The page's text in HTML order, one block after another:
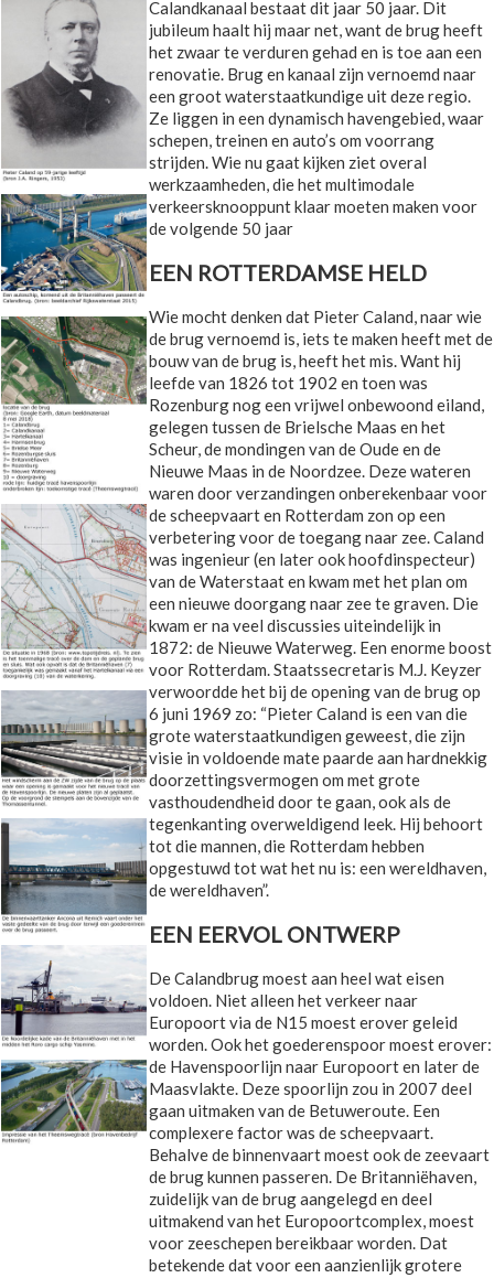
Calandkanaal bestaat dit jaar 50 jaar. Dit
jubileum haalt hij maar net, want de brug heeft
het zwaar te verduren gehad en is toe aan een
renovatie. Brug en kanaal zijn vernoemd naar
een groot waterstaatkundige uit deze regio.
Ze liggen in een dynamisch havengebied, waar
schepen, treinen en auto’s om voorrang
strijden. Wie nu gaat kijken ziet overal
werkzaamheden, die het multimodale
verkeersknooppunt klaar moeten maken voor
de volgende 50 jaar
EEN ROTTERDAMSE HELD
Wie mocht denken dat Pieter Caland, naar wie
de brug vernoemd is, iets te maken heeft met de
bouw van de brug is, heeft het mis. Want hij
leefde van 1826 tot 1902 en toen was
Rozenburg nog een vrijwel onbewoond eiland,
gelegen tussen de Brielsche Maas en het
Scheur, de mondingen van de Oude en de
Nieuwe Maas in de Noordzee. Deze wateren
waren door verzandingen onberekenbaar voor
de scheepvaart en Rotterdam zon op een
verbetering voor de toegang naar zee. Caland
was ingenieur (en later ook hoofdinspecteur)
van de Waterstaat en kwam met het plan om
een nieuwe doorgang naar zee te graven. Die
kwam er na veel discussies uiteindelijk in
1872: de Nieuwe Waterweg. Een enorme boost
voor Rotterdam. Staatssecretaris M.J. Keyzer
verwoordde het bij de opening van de brug op
6 juni 1969 zo: “Pieter Caland is een van die
grote waterstaatkundigen geweest, die zijn
visie in voldoende mate paarde aan hardnekkig
doorzettingsvermogen om met grote
vasthoudendheid door te gaan, ook als de
tegenkanting overweldigend leek. Hij behoort
tot die mannen, die Rotterdam hebben
opgestuwd tot wat het nu is: een wereldhaven,
de wereldhaven”.
EEN EERVOL ONTWERP
De Calandbrug moest aan heel wat eisen
voldoen. Niet alleen het verkeer naar
Europoort via de N15 moest erover geleid
worden. Ook het goederenspoor moest erover:
de Havenspoorlijn naar Europoort en later de
Maasvlakte. Deze spoorlijn zou in 2007 deel
gaan uitmaken van de Betuweroute. Een
complexere factor was de scheepvaart.
Behalve de binnenvaart moest ook de zeevaart
de brug kunnen passeren. De Britanniëhaven,
zuidelijk van de brug aangelegd en deel
uitmakend van het Europoortcomplex, moest
voor zeeschepen bereikbaar worden. Dat
betekende dat voor een aanzienlijk grotere